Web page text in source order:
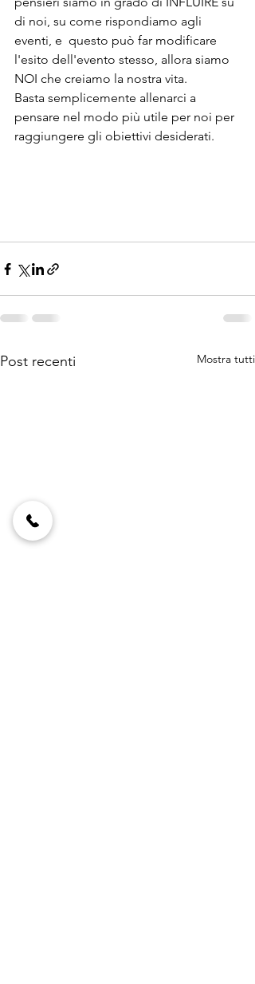
di noi, su come rispondiamo agli
eventi, e  questo può far modificare
l'esito dell'evento stesso, allora siamo
NOI che creiamo la nostra vita.
Basta semplicemente allenarci a
pensare nel modo più utile per noi per
raggiungere gli obiettivi desiderati.
Post recenti Mostra tutti